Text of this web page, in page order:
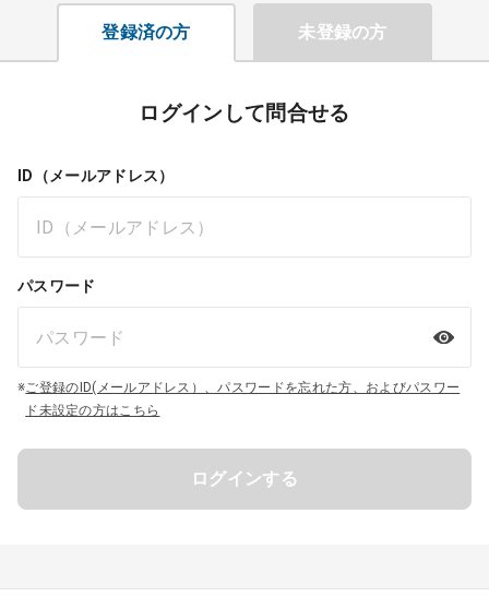
登録済の方 未登録の方
ログインして問合せる
ID（メールアドレス）
パスワード
※ご登録のID(メールアドレス）、パスワードを忘れた方、およびパスワー
ド未設定の方はこちら
ログインする